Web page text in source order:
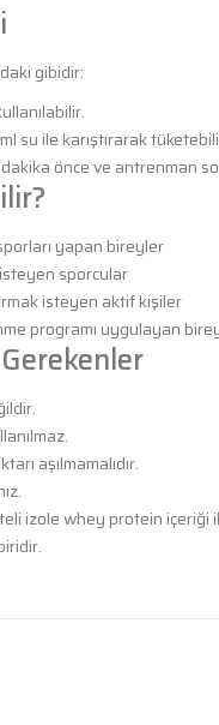
gibidir:
su ile karıştırarak
önce ve antrenman
yapan bireyler
sporcular
isteyen aktif kişiler
programı uygulayan
aşılmamalıdır.
izole whey protein içeriği